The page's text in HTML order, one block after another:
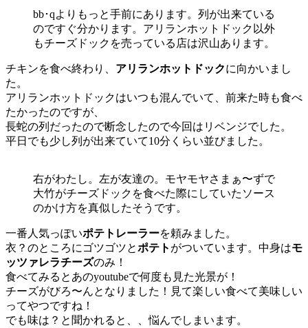
bb･qよりもっと手前にあります。列が出来ている
のですぐ分かります。アリランホットドック以外
もチーズドックを売っている店は沢山あります。
チキンを食べ終わり、 アリランホットドックに向かいまし
た。
アリランホットドックはいつも混んでいて、前来た時も食べ
たかったのですが、
長蛇の列だったので断念したので今回はリベンジでした。
平日でも少し列が出来ていて10分くらい並びました。
右がわたし。左が友達の。モヤモヤさまぁ〜ずで
大竹がチーズドックを食べた際にしていたソース
のかけ方を真似したそうです。
一番人気っぽいポテトレーラーを頼みました。
衣？のところにゴツゴツとポテト がついています。中身はモ
ッツァレラチーズのみ！
食べてみるとあのyoutubeで何度も見た光景が！
チーズがびろ〜んとなりました！見て楽しい食べて美味しい
ってやつですね！
でも味は？と聞かれると、、悩んでしまいます。